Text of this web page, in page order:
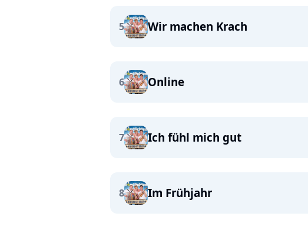
5 Wir machen Krach
6 Online
7 Ich fühl mich gut
8 Im Frühjahr